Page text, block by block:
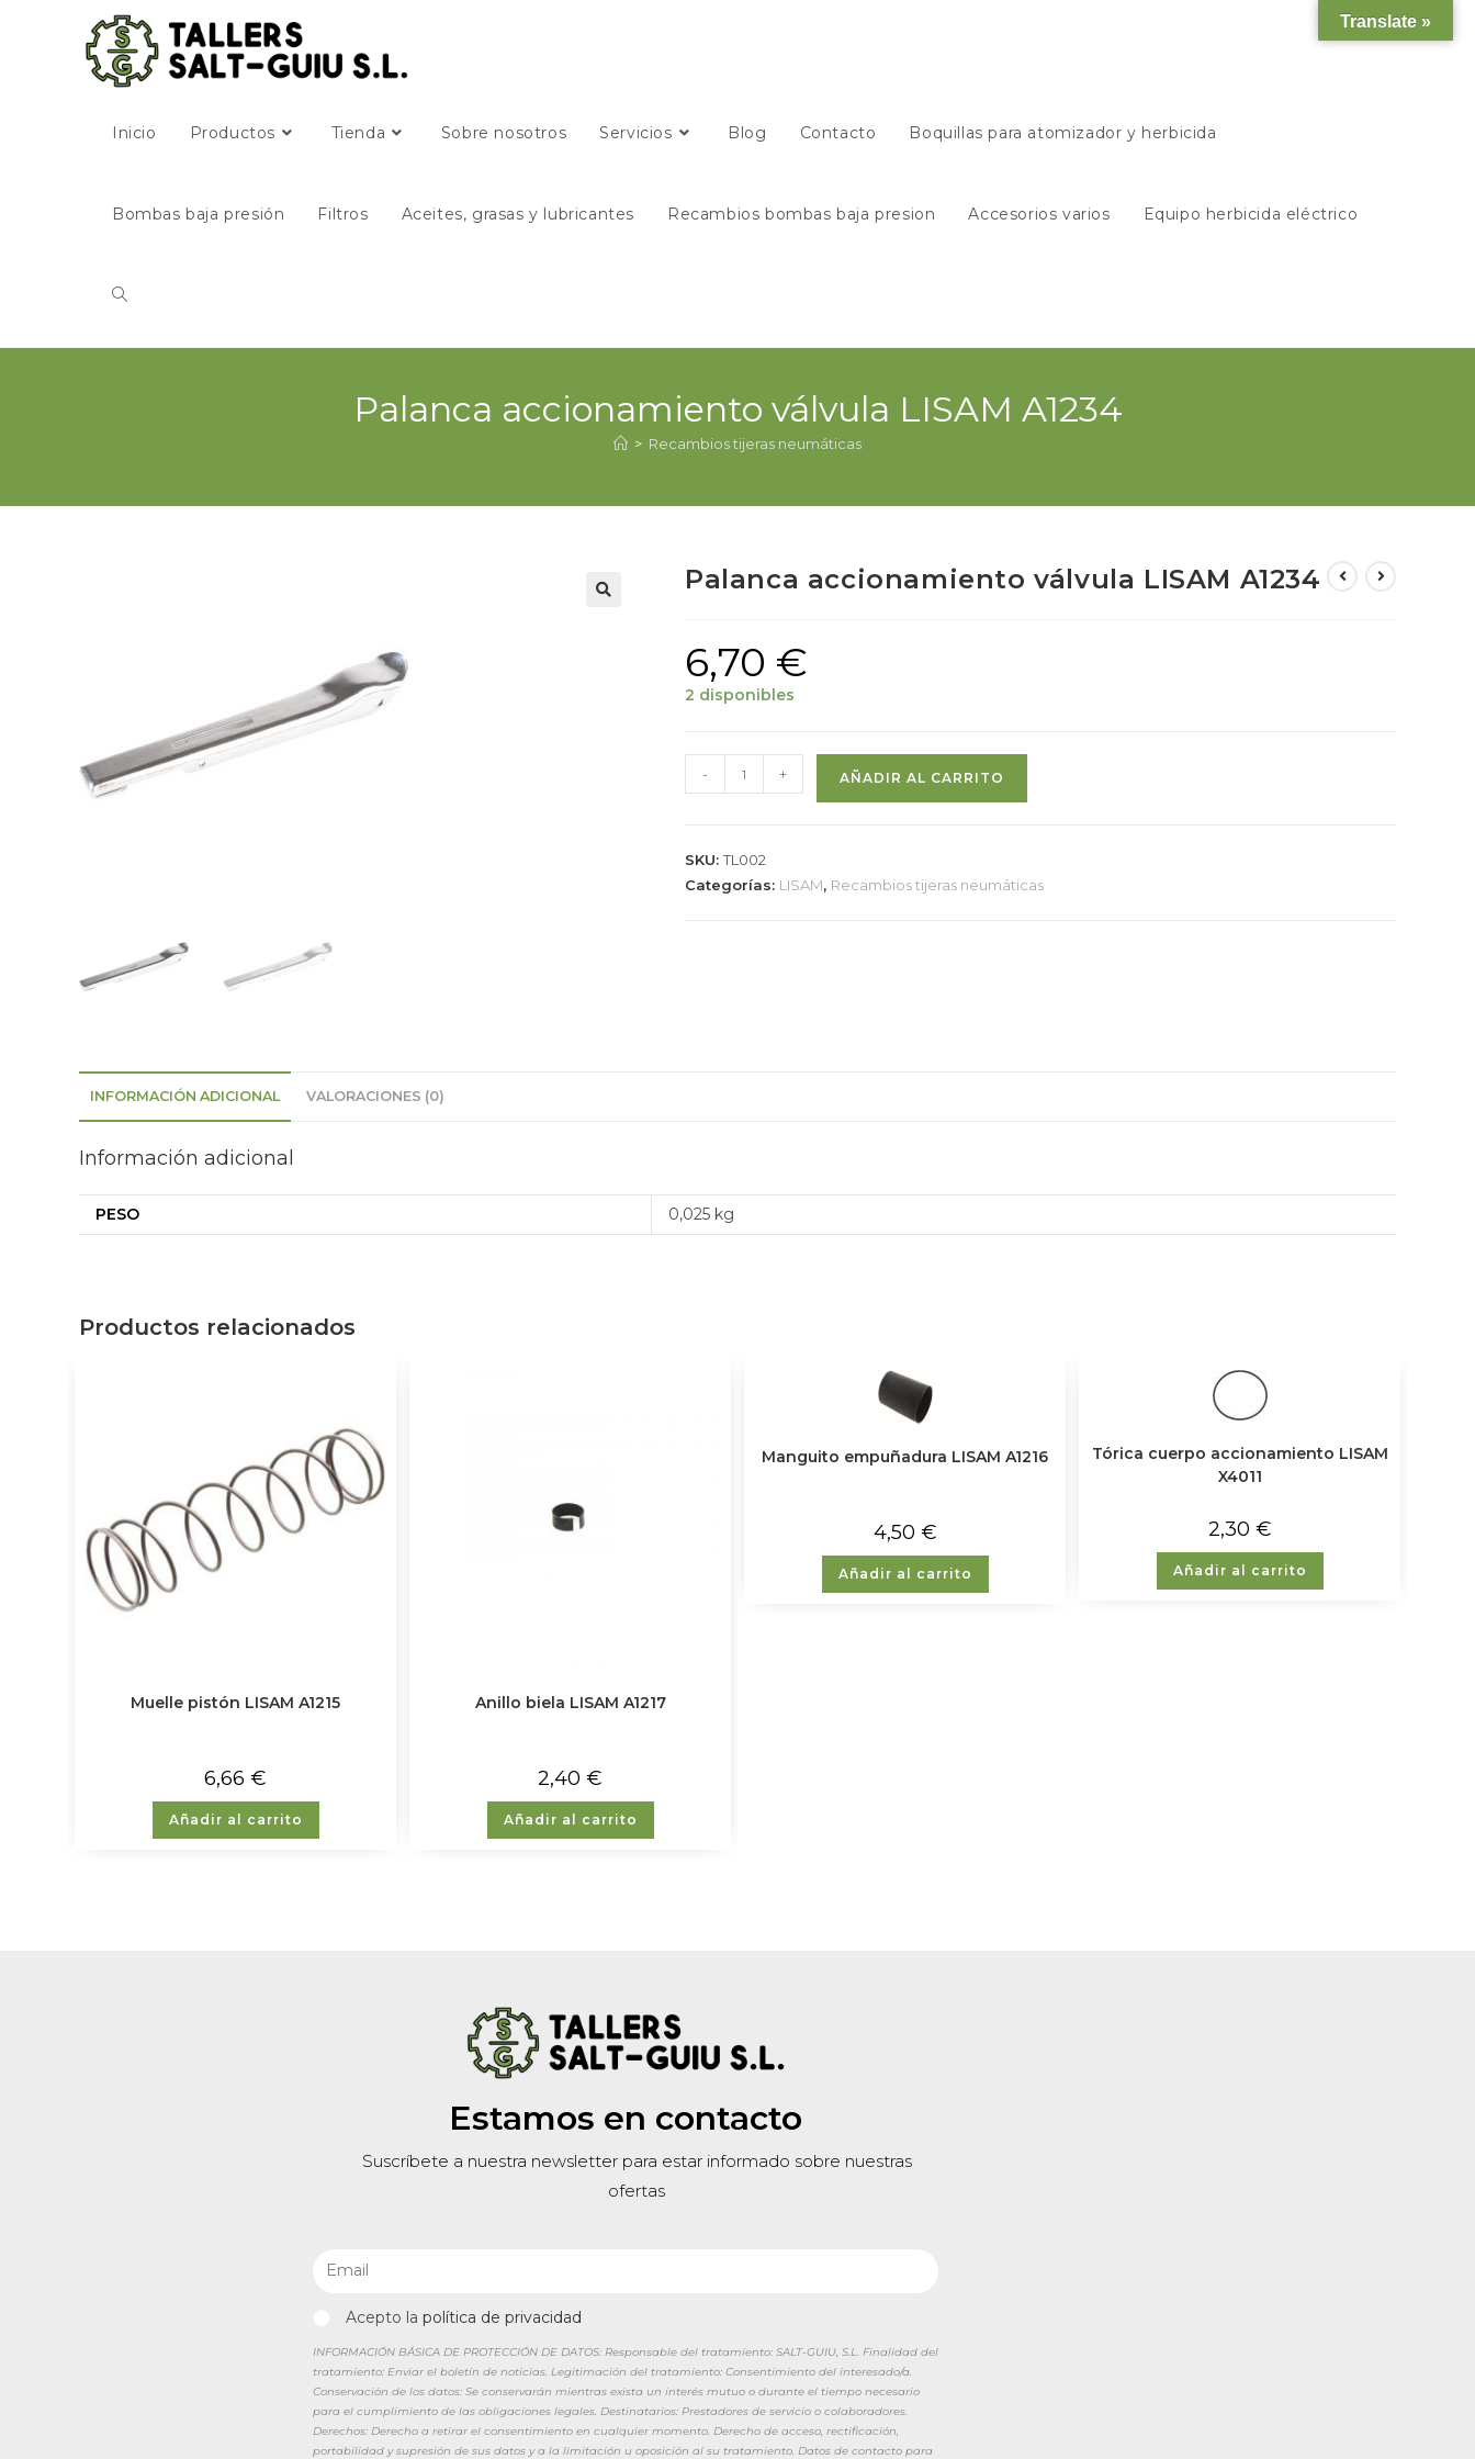
Inicio Productos Tienda Sobre nosotros Servicios Blog Contacto Boquillas para atomizador y herbicida
Bombas baja presión Filtros Aceites, grasas y lubricantes Recambios bombas baja presion Accesorios varios Equipo herbicida eléctrico
Palanca accionamiento válvula LISAM A1234
> Recambios tijeras neumáticas
Palanca accionamiento válvula LISAM A1234
6,70 €
2 disponibles
- + AÑADIR AL CARRITO
SKU:TL002
Categorías: LISAM, Recambios tijeras neumáticas
INFORMACIÓN ADICIONAL VALORACIONES (0)
Información adicional
PESO 0,025 kg
Productos relacionados
Muelle pistón LISAM A1215
6,66 €
Añadir al carrito
Anillo biela LISAM A1217
2,40 €
Añadir al carrito
Manguito empuñadura LISAM A1216
4,50 €
Añadir al carrito
Tórica cuerpo accionamiento LISAM
X4011
2,30 €
Añadir al carrito
Estamos en contacto
Suscríbete a nuestra newsletter para estar informado sobre nuestras
ofertas
Acepto la política de privacidad
INFORMACIÓN BÁSICA DE PROTECCIÓN DE DATOS: Responsable del tratamiento: SALT-GUIU, S.L. Finalidad del
tratamiento: Enviar el boletín de noticias. Legitimación del tratamiento: Consentimiento del interesado/a.
Conservación de los datos: Se conservarán mientras exista un interés mutuo o durante el tiempo necesario
para el cumplimiento de las obligaciones legales. Destinatarios: Prestadores de servicio o colaboradores.
Derechos: Derecho a retirar el consentimiento en cualquier momento. Derecho de acceso, rectificación,
portabilidad y supresión de sus datos y a la limitación u oposición al su tratamiento. Datos de contacto para
Translate »